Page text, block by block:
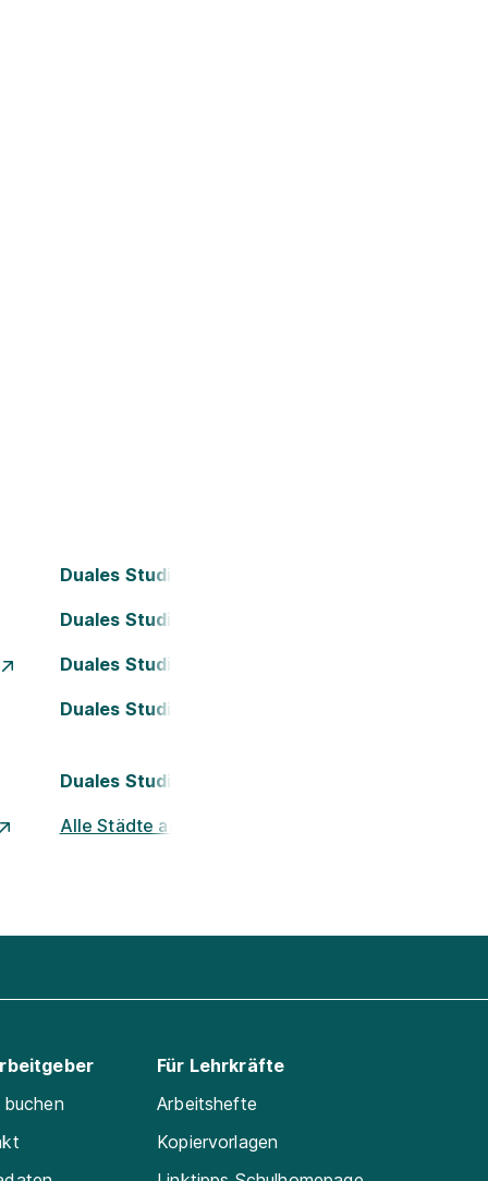
Duales Studium Bielefeld
Duales Studium Darmstadt
Duales Studium Essen
Duales Studium Köln
Duales Studium Nürnberg
Alle Städte ansehen
Für Lehrkräfte
Arbeitshefte
Kopiervorlagen